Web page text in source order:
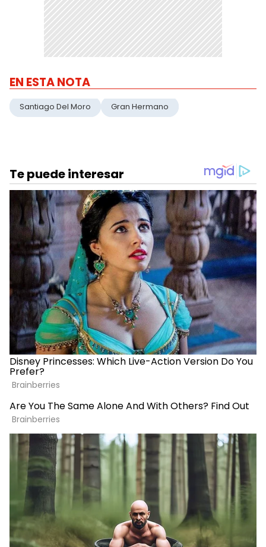
EN ESTA NOTA
Santiago Del Moro Gran Hermano